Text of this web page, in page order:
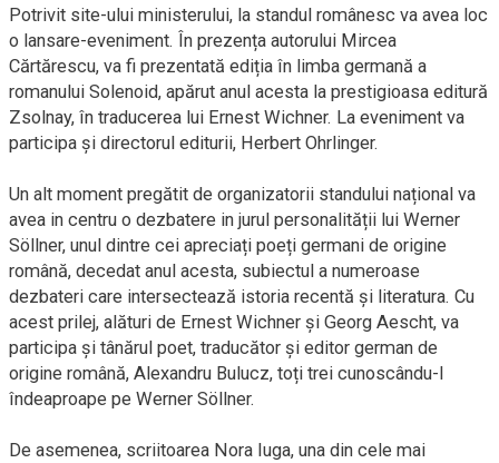
Potrivit site-ului ministerului, la standul românesc va avea loc
o lansare-eveniment. În prezența autorului Mircea
Cărtărescu, va fi prezentată ediția în limba germană a
romanului Solenoid, apărut anul acesta la prestigioasa editură
Zsolnay, în traducerea lui Ernest Wichner. La eveniment va
participa și directorul editurii, Herbert Ohrlinger.
Un alt moment pregătit de organizatorii standului național va
avea in centru o dezbatere in jurul personalității lui Werner
Söllner, unul dintre cei apreciați poeți germani de origine
română, decedat anul acesta, subiectul a numeroase
dezbateri care intersectează istoria recentă și literatura. Cu
acest prilej, alături de Ernest Wichner și Georg Aescht, va
participa și tânărul poet, traducător și editor german de
origine română, Alexandru Bulucz, toți trei cunoscându-l
îndeaproape pe Werner Söllner.
De asemenea, scriitoarea Nora Iuga, una din cele mai